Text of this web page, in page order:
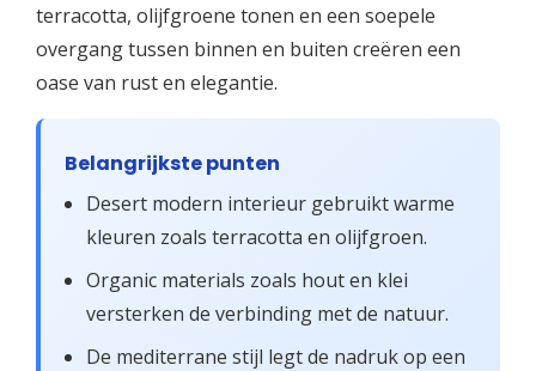
terracotta, olijfgroene tonen en een soepele
overgang tussen binnen en buiten creëren een
oase van rust en elegantie.
Belangrijkste punten
Desert modern interieur gebruikt warme
kleuren zoals terracotta en olijfgroen.
Organic materials zoals hout en klei
versterken de verbinding met de natuur.
De mediterrane stijl legt de nadruk op een